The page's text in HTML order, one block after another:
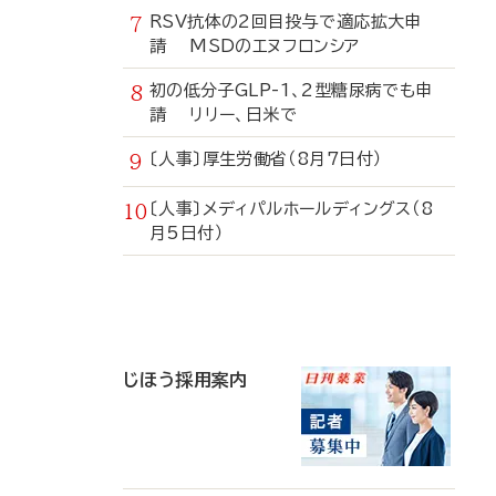
RSV抗体の2回目投与で適応拡大申
請 MSDのエヌフロンシア
初の低分子GLP-1、2型糖尿病でも申
請 リリー、日米で
〔人事〕厚生労働省（8月7日付）
〔人事〕メディパルホールディングス（8
月5日付）
じほう採用案内